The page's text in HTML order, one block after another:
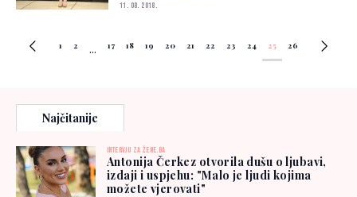
11. 08. 2018.
1 2 ... 17 18 19 20 21 22 23 24 25 26
Najčitanije
INTERVJU ZA ŽENE.BA
Antonija Čerkez otvorila dušu o ljubavi,
izdaji i uspjehu: "Malo je ljudi kojima
možete vjerovati"